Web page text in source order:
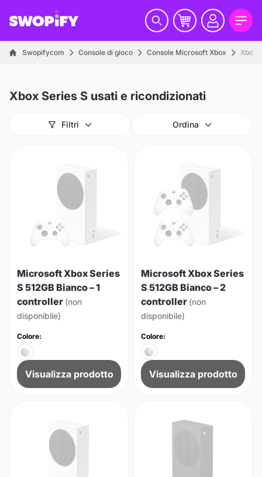
Swopifycom Console di gioco Console Microsoft Xbox Xbox
Xbox Series S usati e ricondizionati
Filtri Ordina
Microsoft Xbox Series
S 512GB Bianco – 1
controller (non
disponibile)
Colore:
Visualizza prodotto
Microsoft Xbox Series
S 512GB Bianco – 2
controller (non
disponibile)
Colore:
Visualizza prodotto